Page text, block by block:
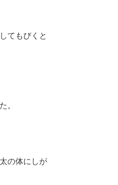
てもびくと
。
の体にしが